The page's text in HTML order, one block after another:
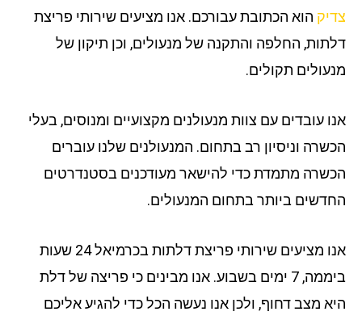
הוא הכתובת עבורכם. אנו מציעים שירותי פריצת
החלפה והתקנה של מנעולים, וכן תיקון של
תקולים.
עובדים עם צוות מנעולנים מקצועיים ומנוסים, בעלי
וניסיון רב בתחום. המנעולנים שלנו עוברים
מתמדת כדי להישאר מעודכנים בסטנדרטים
ביותר בתחום המנעולים.
אנו מציעים שירותי פריצת דלתות בכרמיאל 24 שעות
ביממה, 7 ימים בשבוע. אנו מבינים כי פריצה של דלת
מצב דחוף, ולכן אנו נעשה הכל כדי להגיע אליכם